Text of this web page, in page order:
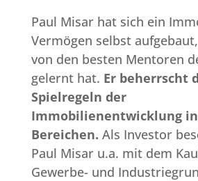
Paul Misar hat sich ein
Vermögen selbst
von den besten Mentoren
gelernt hat. Er beherrscht
Spielregeln der
Immobilienentwicklung
Bereichen. Als Investor
Paul Misar u.a. mit dem
Gewerbe- und